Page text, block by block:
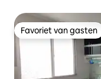
Favoriet van gasten
Favoriet van gasten